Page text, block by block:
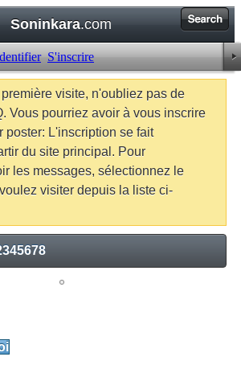
Soninkara.com
S'inscrire
visite, n'oubliez pas de
Vous pourriez avoir à vous inscrire
poster: L'inscription se fait
du site principal. Pour
les messages, sélectionnez le
visiter depuis la liste ci-